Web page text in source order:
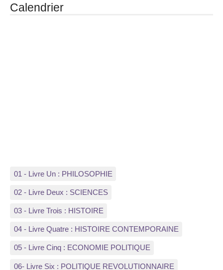
Calendrier
01 - Livre Un : PHILOSOPHIE
02 - Livre Deux : SCIENCES
03 - Livre Trois : HISTOIRE
04 - Livre Quatre : HISTOIRE CONTEMPORAINE
05 - Livre Cinq : ECONOMIE POLITIQUE
06- Livre Six : POLITIQUE REVOLUTIONNAIRE